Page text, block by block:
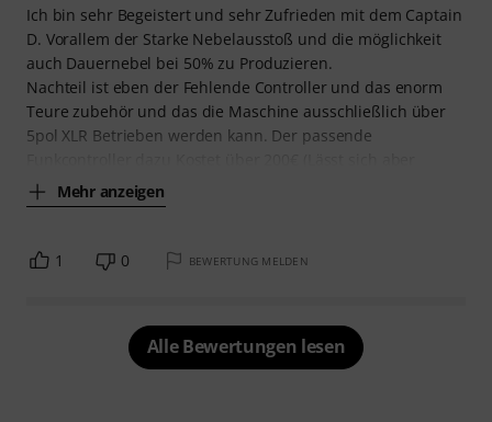
Ich bin sehr Begeistert und sehr Zufrieden mit dem Captain
D. Vorallem der Starke Nebelausstoß und die möglichkeit
auch Dauernebel bei 50% zu Produzieren.
Nachteil ist eben der Fehlende Controller und das enorm
Teure zubehör und das die Maschine ausschließlich über
5pol XLR Betrieben werden kann. Der passende
Mehr anzeigen
1 0 BEWERTUNG MELDEN
Alle Bewertungen lesen